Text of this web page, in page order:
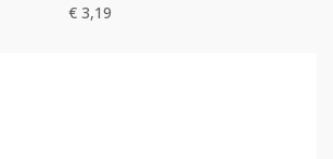
€ 3,19